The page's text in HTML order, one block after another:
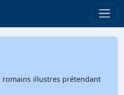
illustres prétendant